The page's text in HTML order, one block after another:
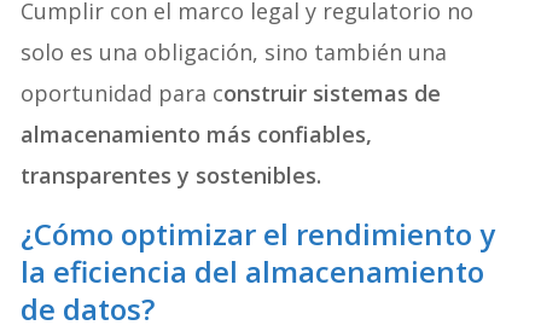
Cumplir con el marco legal y regulatorio no
solo es una obligación, sino también una
oportunidad para construir sistemas de
almacenamiento más confiables,
transparentes y sostenibles.
¿Cómo optimizar el rendimiento y
la eficiencia del almacenamiento
de datos?